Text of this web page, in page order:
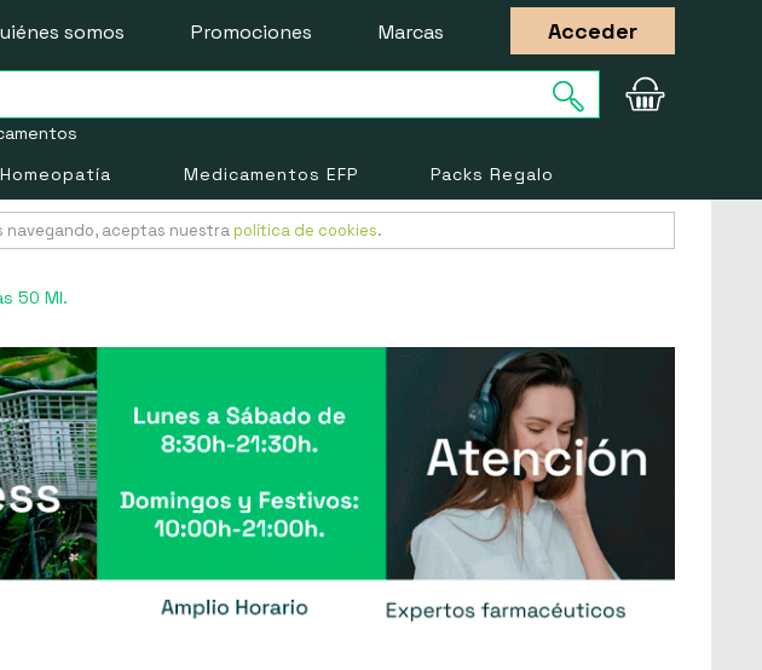
somos Promociones Marcas Acceder
Homeopatía Medicamentos EFP Packs Regalo
navegando, aceptas nuestra política de cookies.
50 Ml.